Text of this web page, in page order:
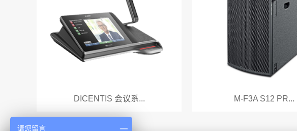
DICENTIS 会议系... M-F3A S12 PR...
请您留言